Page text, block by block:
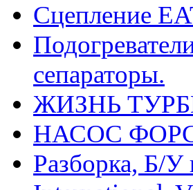
Сцепление
сепараторы.
ЖИЗНЬ
НАСОС
Разборка, Б/У